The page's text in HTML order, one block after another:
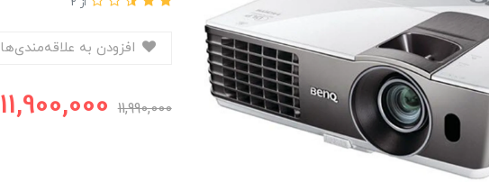
11,990,000
11,900,000